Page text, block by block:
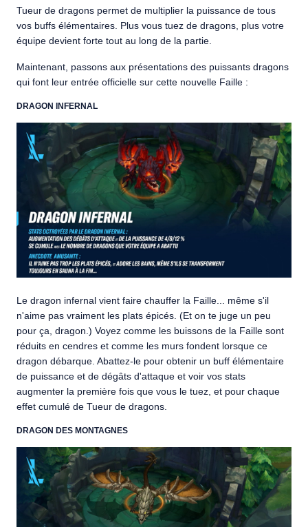
Tueur de dragons permet de multiplier la puissance de tous
vos buffs élémentaires. Plus vous tuez de dragons, plus votre
équipe devient forte tout au long de la partie.
Maintenant, passons aux présentations des puissants dragons
qui font leur entrée officielle sur cette nouvelle Faille :
DRAGON INFERNAL
Le dragon infernal vient faire chauffer la Faille... même s'il
n'aime pas vraiment les plats épicés. (Et on te juge un peu
pour ça, dragon.) Voyez comme les buissons de la Faille sont
réduits en cendres et comme les murs fondent lorsque ce
dragon débarque. Abattez-le pour obtenir un buff élémentaire
de puissance et de dégâts d'attaque et voir vos stats
augmenter la première fois que vous le tuez, et pour chaque
effet cumulé de Tueur de dragons.
DRAGON DES MONTAGNES